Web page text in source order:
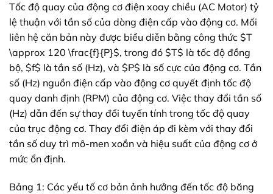
Tốc độ quay của động cơ điện xoay chiều (AC Motor) tỷ
lệ thuận với tần số của dòng điện cấp vào động cơ. Mối
liên hệ căn bản này được biểu diễn bằng công thức $T
\approx 120 \frac{f}{P}$, trong đó $T$ là tốc độ đồng
bộ, $f$ là tần số (Hz), và $P$ là số cực của động cơ. Tần
số (Hz) nguồn điện cấp vào động cơ quyết định tốc độ
quay danh định (RPM) của động cơ. Việc thay đổi tần số
(Hz) dẫn đến sự thay đổi tuyến tính trong tốc độ quay
của trục động cơ. Thay đổi điện áp đi kèm với thay đổi
tần số duy trì mô-men xoắn và hiệu suất của động cơ ở
mức ổn định.
Bảng 1: Các yếu tố cơ bản ảnh hưởng đến tốc độ băng